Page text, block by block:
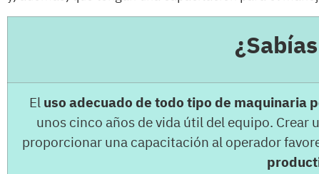
Eluso adecuado de todo tipo de maquinaria
unos cinco años de vida útil del equipo.
proporcionar una capacitación al operador